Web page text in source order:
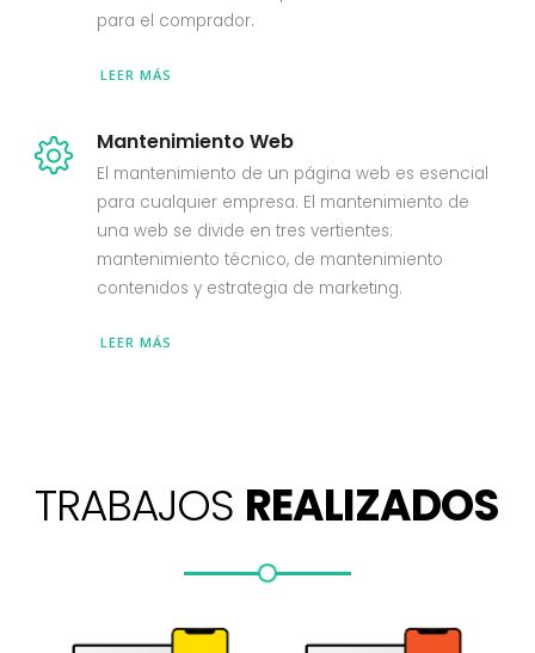
para el comprador.
LEER MÁS
Mantenimiento Web
El mantenimiento de un página web es esencial
para cualquier empresa. El mantenimiento de
una web se divide en tres vertientes:
mantenimiento técnico, de mantenimiento
contenidos y estrategia de marketing.
LEER MÁS
TRABAJOS REALIZADOS